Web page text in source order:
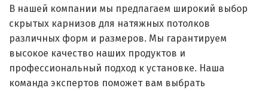
В нашей компании мы предлагаем широкий выбор
скрытых карнизов для натяжных потолков
различных форм и размеров. Мы гарантируем
высокое качество наших продуктов и
профессиональный подход к установке. Наша
команда экспертов поможет вам выбрать